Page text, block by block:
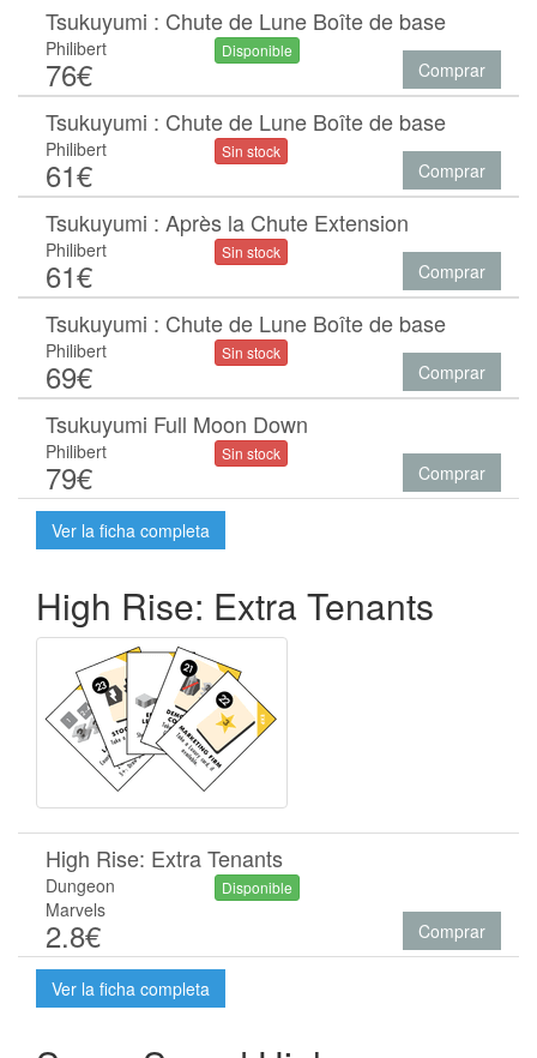
Tsukuyumi : Chute de Lune Boîte de base
Philibert
76€
Disponible
Comprar
Tsukuyumi : Chute de Lune Boîte de base
Philibert
61€
Sin stock
Comprar
Tsukuyumi : Après la Chute Extension
Philibert
61€
Sin stock
Comprar
Tsukuyumi : Chute de Lune Boîte de base
Philibert
69€
Sin stock
Comprar
Tsukuyumi Full Moon Down
Philibert
79€
Sin stock
Comprar
Ver la ficha completa
High Rise: Extra Tenants
High Rise: Extra Tenants
Dungeon
Marvels
2.8€
Disponible
Comprar
Ver la ficha completa